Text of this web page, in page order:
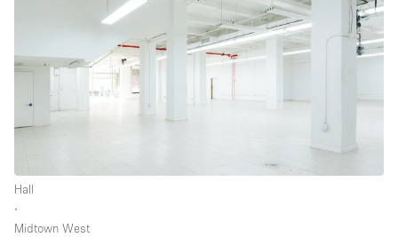
Hall
∙
Midtown West